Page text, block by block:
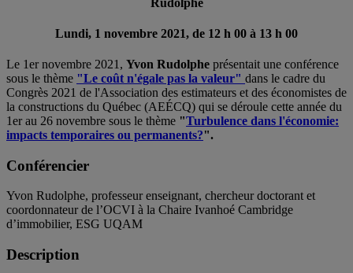
Lundi, 1 novembre 2021, de 12 h 00 à 13 h 00
Le 1er novembre 2021, Yvon Rudolphe présentait une conférence
sous le thème "Le coût n'égale pas la valeur" dans le cadre du
Congrès 2021 de l'Association des estimateurs et des économistes de
la constructions du Québec (AEÉCQ) qui se déroule cette année du
1er au 26 novembre sous le thème "Turbulence dans l'économie:
impacts temporaires ou permanents?".
Conférencier
Yvon Rudolphe, professeur enseignant, chercheur doctorant et
coordonnateur de l’OCVI à la Chaire Ivanhoé Cambridge
d’immobilier, ESG UQAM
Description